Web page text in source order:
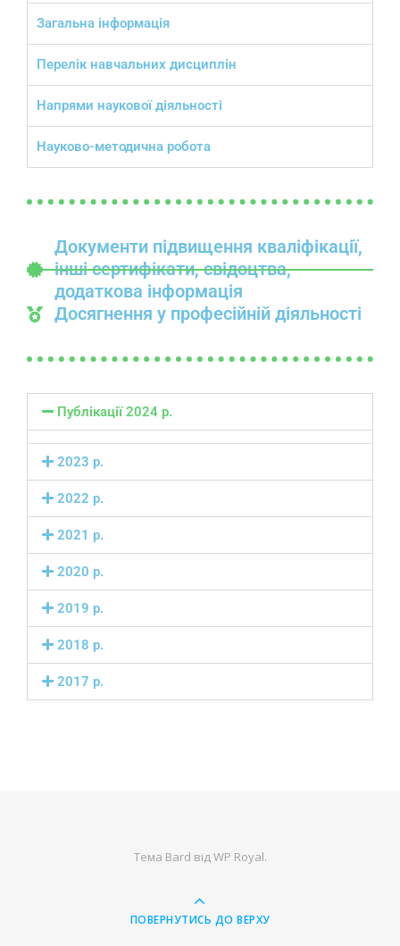
Загальна інформація
Перелік навчальних дисциплін
Напрями наукової діяльності
Науково-методична робота
Документи підвищення кваліфікації,
інші сертифікати, свідоцтва,
додаткова інформація
Досягнення у професійній діяльності
Публікації 2024 р.
2023 р.
2022 р.
2021 р.
2020 р.
2019 р.
2018 р.
2017 р.
Тема Bard відWP Royal.
ПОВЕРНУТИСЬ ДО ВЕРХУ